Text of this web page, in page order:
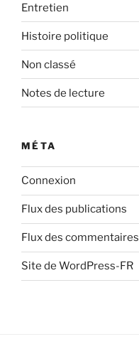
Entretien
Histoire politique
Non classé
Notes de lecture
MÉTA
Connexion
Flux des publications
Flux des commentaires
Site de WordPress-FR